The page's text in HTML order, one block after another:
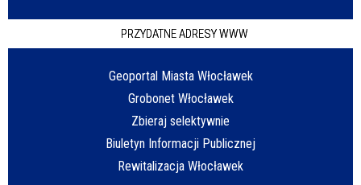
PRZYDATNE ADRESY WWW
Geoportal Miasta Włocławek
Grobonet Włocławek
Zbieraj selektywnie
Biuletyn Informacji Publicznej
Rewitalizacja Włocławek